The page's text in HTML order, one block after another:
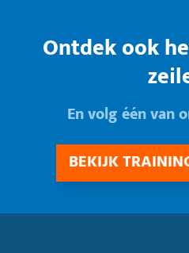
Ontdek ook
En volg één van
BEKIJK